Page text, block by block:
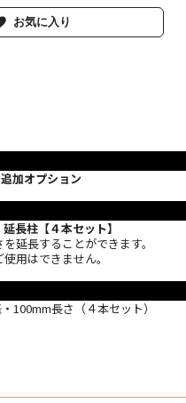
お気に入り
加オプション
長柱【４本セット】
延長することができます。
用はできません。
100mm長さ（４本セット）